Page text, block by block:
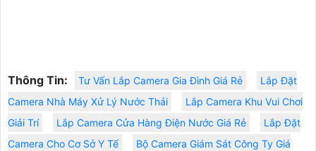
Thông Tin: Tư Vấn Lắp Camera Gia Đình Giá Rẻ
Lắp Đặt
Camera Nhà Máy Xử Lý Nước Thải
Lắp Camera Khu Vui Chơi
Giải Trí
Lắp Camera Cửa Hàng Điện Nước Giá Rẻ
Lắp Đặt
Camera Cho Cơ Sở Y Tế
Bộ Camera Giám Sát Công Ty Giá